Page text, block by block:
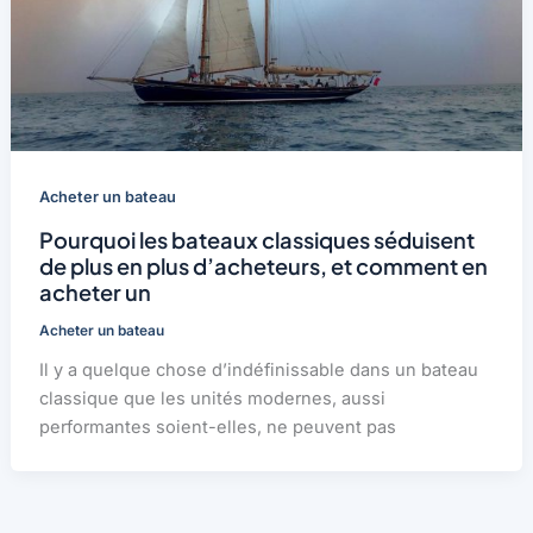
Acheter un bateau
Pourquoi les bateaux classiques séduisent
de plus en plus d’acheteurs, et comment en
acheter un
Acheter un bateau
Il y a quelque chose d’indéfinissable dans un bateau
classique que les unités modernes, aussi
performantes soient-elles, ne peuvent pas